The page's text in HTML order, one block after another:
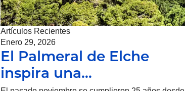
Artículos Recientes
Enero 29, 2026
El Palmeral de Elche
inspira una…